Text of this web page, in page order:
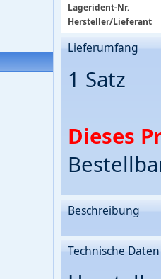
Lagerident-Nr.
Hersteller/Lieferant
Lieferumfang
1 Satz
Dieses
Beschreibung
Technische Daten